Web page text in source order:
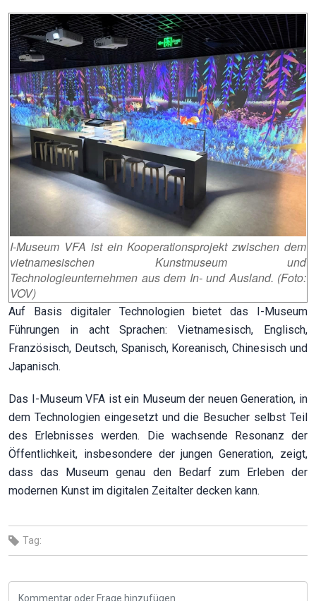
I-Museum VFA ist ein Kooperationsprojekt zwischen dem
vietnamesischen Kunstmuseum und
Technologieunternehmen aus dem In- und Ausland. (Foto:
VOV)
Auf Basis digitaler Technologien bietet das I-Museum
Führungen in acht Sprachen: Vietnamesisch, Englisch,
Französisch, Deutsch, Spanisch, Koreanisch, Chinesisch und
Japanisch.
Das I-Museum VFA ist ein Museum der neuen Generation, in
dem Technologien eingesetzt und die Besucher selbst Teil
des Erlebnisses werden. Die wachsende Resonanz der
Öffentlichkeit, insbesondere der jungen Generation, zeigt,
dass das Museum genau den Bedarf zum Erleben der
modernen Kunst im digitalen Zeitalter decken kann.
Tag: